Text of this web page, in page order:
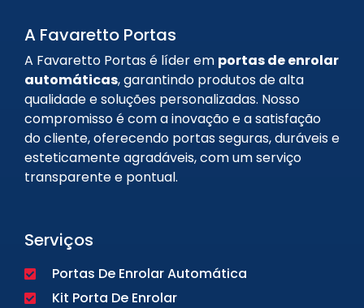
A Favaretto Portas
A Favaretto Portas é líder em portas de enrolar
automáticas, garantindo produtos de alta
qualidade e soluções personalizadas. Nosso
compromisso é com a inovação e a satisfação
do cliente, oferecendo portas seguras, duráveis e
esteticamente agradáveis, com um serviço
transparente e pontual.
Serviços
Portas De Enrolar Automática
Kit Porta De Enrolar